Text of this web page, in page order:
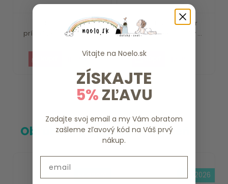
Colour cumlíky z
prírodného kaučuku 2...
BIBS STUDIO Colour
Bumblebee cumlíky ...
Obľúbené za posledný týždeň
15.8.2026
Vitajte na Noelo.sk
ZÍSKAJTE
5%ZĽAVU
Zadajte svoj email a my Vám obratom
zašleme zľavový kód na Váš prvý
nákup.